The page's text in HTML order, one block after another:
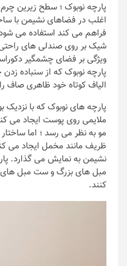
پارچه نوبوک ؛ سطح زیرین
اغلب در فضاهای نشیمن با
فراهم می کند استفاده می
شیک بر روی صندلی های
ویژگی بر فضای چشمگیر
پارچه نوبوک که از سنباده
الیاف کوتاه خود ظاهری صاف
پارچه های نوبوک که با
ملایمی روی پوست ایجاد می
مو به نظر می رسد ؛ اما
ظریف مانند مخمل ایجاد می
نشیمن به نمایش می گذارد.
مبل های بزرگ و ست مبل
کنند.